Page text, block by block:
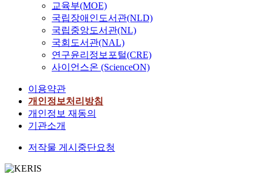
교육부(MOE)
국립장애인도서관(NLD)
국립중앙도서관(NL)
국회도서관(NAL)
연구윤리정보포털(CRE)
사이언스온 (ScienceON)
이용약관
개인정보처리방침
개인정보 재동의
기관소개
저작물 게시중단요청